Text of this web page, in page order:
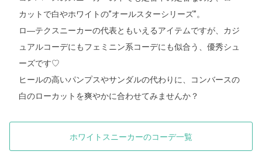
カットで白やホワイトの”オールスターシリーズ”。
ロ―テクスニーカーの代表ともいえるアイテムですが、カジ
ュアルコーデにもフェミニン系コーデにも似合う、優秀シュ
ーズです♡
ヒールの高いパンプスやサンダルの代わりに、コンバースの
白のローカットを爽やかに合わせてみませんか？
ホワイトスニーカーのコーデ一覧